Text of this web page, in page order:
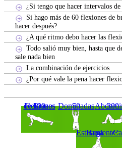
¿Si tengo que hacer intervalos de
Si hago más de 60 flexiones de
hacer después?
¿A qué ritmo debo hacer las
Todo salió muy bien, hasta que
sale nada bien
La combinación de ejercicios
¿Por qué vale la pena hacer
100 Flexiones de Brazos 50 Dominadas300
Haga Estiramientos